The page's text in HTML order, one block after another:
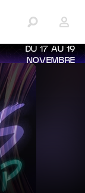
DU 17 AU 19
NOVEMBRE